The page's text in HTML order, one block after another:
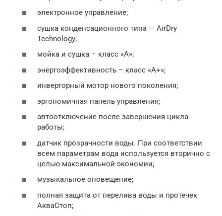
электронное управление;
сушка конденсационного типа — AirDry
Technology;
мойка и сушка – класс «А»;
энергоэффективность – класс «А+»;
инверторный мотор нового поколения;
эргономичная панель управления;
автоотключение после завершения цикла
работы;
датчик прозрачности воды. При соответствии
всем параметрам вода используется вторично с
целью максимальной экономии;
музыкальное оповещение;
полная защита от перелива воды и протечек
АкваСтоп;